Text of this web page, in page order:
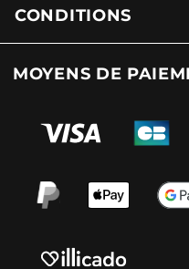
CONDITIONS
MOYENS DE